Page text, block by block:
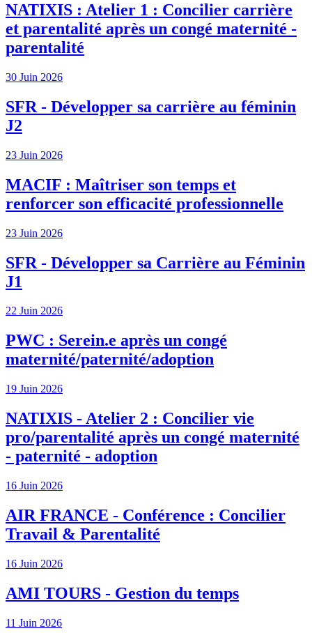
NATIXIS : Atelier 1 : Concilier carrière
et parentalité après un congé maternité -
parentalité
30 Juin 2026
SFR - Développer sa carrière au féminin
J2
23 Juin 2026
MACIF : Maîtriser son temps et
renforcer son efficacité professionnelle
23 Juin 2026
SFR - Développer sa Carrière au Féminin
J1
22 Juin 2026
PWC : Serein.e après un congé
maternité/paternité/adoption
19 Juin 2026
NATIXIS - Atelier 2 : Concilier vie
pro/parentalité après un congé maternité
- paternité - adoption
16 Juin 2026
AIR FRANCE - Conférence : Concilier
Travail & Parentalité
16 Juin 2026
AMI TOURS - Gestion du temps
11 Juin 2026